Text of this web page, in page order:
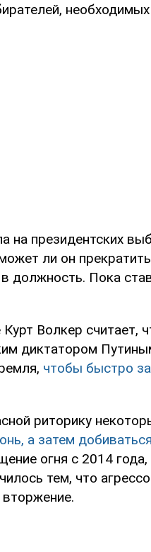
на президентских
ли он
должность. Пока
Волкер считает,
диктатором
чтобы быстро
риторику
а затем
огня с 2014 года,
тем, что